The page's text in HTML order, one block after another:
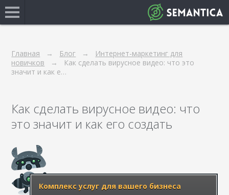
Главная Блог
Интернет-маркетинг для
новичков
Как сделать вирусное видео: что это
значит и как е…
Как сделать вирусное видео: что
это значит и как его создать
Комплекс услуг для вашего бизнеса